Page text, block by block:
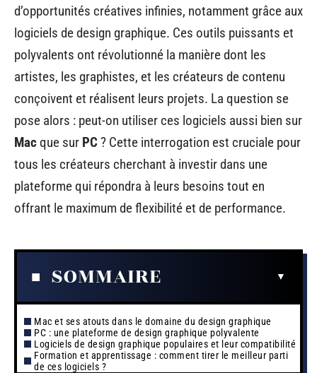
d’opportunités créatives infinies, notamment grâce aux
logiciels de design graphique. Ces outils puissants et
polyvalents ont révolutionné la manière dont les
artistes, les graphistes, et les créateurs de contenu
conçoivent et réalisent leurs projets. La question se
pose alors : peut-on utiliser ces logiciels aussi bien sur
Macque sur PC? Cette interrogation est cruciale pour
tous les créateurs cherchant à investir dans une
plateforme qui répondra à leurs besoins tout en
offrant le maximum de flexibilité et de performance.
SOMMAIRE
Mac et ses atouts dans le domaine du design graphique
PC : une plateforme de design graphique polyvalente
Logiciels de design graphique populaires et leur compatibilité
Formation et apprentissage : comment tirer le meilleur parti
de ces logiciels ?